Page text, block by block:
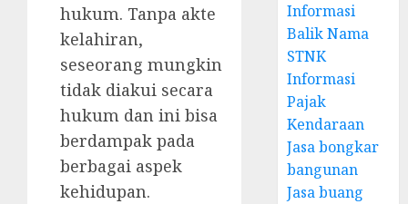
hukum. Tanpa akte
kelahiran,
seseorang mungkin
tidak diakui secara
hukum dan ini bisa
berdampak pada
berbagai aspek
kehidupan.
Informasi
Balik Nama
STNK
Informasi
Pajak
Kendaraan
Jasa bongkar
bangunan
Jasa buang